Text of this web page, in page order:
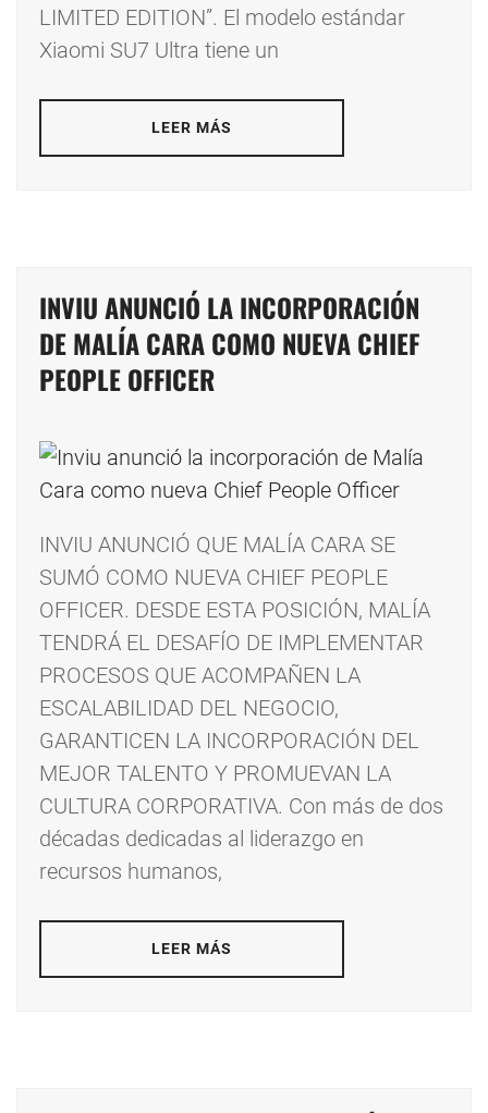
LIMITED EDITION”. El modelo estándar
Xiaomi SU7 Ultra tiene un
LEER MÁS
INVIU ANUNCIÓ LA INCORPORACIÓN
DE MALÍA CARA COMO NUEVA CHIEF
PEOPLE OFFICER
INVIU ANUNCIÓ QUE MALÍA CARA SE
SUMÓ COMO NUEVA CHIEF PEOPLE
OFFICER. DESDE ESTA POSICIÓN, MALÍA
TENDRÁ EL DESAFÍO DE IMPLEMENTAR
PROCESOS QUE ACOMPAÑEN LA
ESCALABILIDAD DEL NEGOCIO,
GARANTICEN LA INCORPORACIÓN DEL
MEJOR TALENTO Y PROMUEVAN LA
CULTURA CORPORATIVA. Con más de dos
décadas dedicadas al liderazgo en
recursos humanos,
LEER MÁS